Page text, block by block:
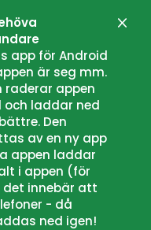
app för Android
är seg mm.
raderar appen
och laddar ned
Den
av en ny app
appen laddar
i appen (för
innebär att
- då
ned igen!